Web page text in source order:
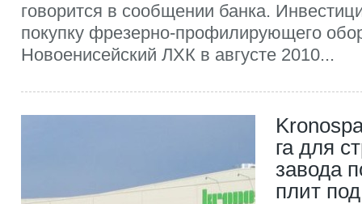
говорится в сообщении банка.
покупку фрезерно-профилирующего
Новоенисейский ЛХК в августе 2010...
га для
завода
плит